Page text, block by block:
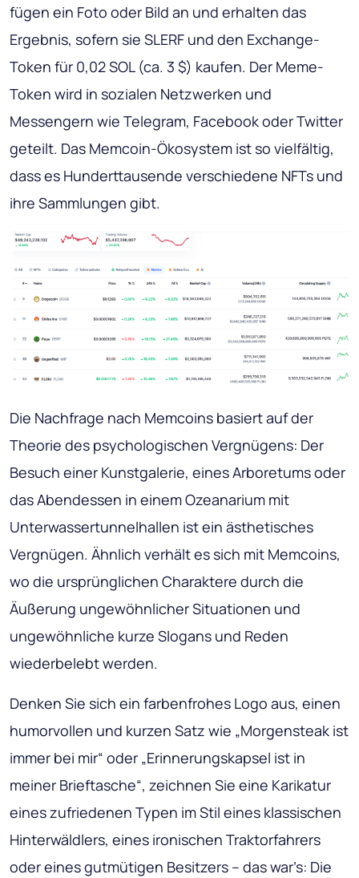
fügen ein Foto oder Bild an und erhalten das
Ergebnis, sofern sie SLERF und den Exchange-
Token für 0,02 SOL (ca. 3 $) kaufen. Der Meme-
Token wird in sozialen Netzwerken und
Messengern wie Telegram, Facebook oder Twitter
geteilt. Das Memcoin-Ökosystem ist so vielfältig,
dass es Hunderttausende verschiedene NFTs und
ihre Sammlungen gibt.
Die Nachfrage nach Memcoins basiert auf der
Theorie des psychologischen Vergnügens: Der
Besuch einer Kunstgalerie, eines Arboretums oder
das Abendessen in einem Ozeanarium mit
Unterwassertunnelhallen ist ein ästhetisches
Vergnügen. Ähnlich verhält es sich mit Memcoins,
wo die ursprünglichen Charaktere durch die
Äußerung ungewöhnlicher Situationen und
ungewöhnliche kurze Slogans und Reden
wiederbelebt werden.
Denken Sie sich ein farbenfrohes Logo aus, einen
humorvollen und kurzen Satz wie „Morgensteak ist
immer bei mir“ oder „Erinnerungskapsel ist in
meiner Brieftasche“, zeichnen Sie eine Karikatur
eines zufriedenen Typen im Stil eines klassischen
Hinterwäldlers, eines ironischen Traktorfahrers
oder eines gutmütigen Besitzers – das war’s: Die